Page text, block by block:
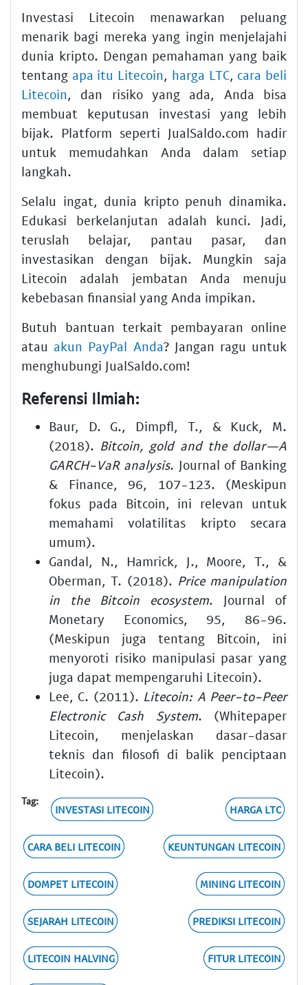
Investasi Litecoin menawarkan peluang
menarik bagi mereka yang ingin menjelajahi
dunia kripto. Dengan pemahaman yang baik
tentang apa itu Litecoin, harga LTC, cara beli
Litecoin, dan risiko yang ada, Anda bisa
membuat keputusan investasi yang lebih
bijak. Platform seperti JualSaldo.com hadir
untuk memudahkan Anda dalam setiap
langkah.
Selalu ingat, dunia kripto penuh dinamika.
Edukasi berkelanjutan adalah kunci. Jadi,
teruslah belajar, pantau pasar, dan
investasikan dengan bijak. Mungkin saja
Litecoin adalah jembatan Anda menuju
kebebasan finansial yang Anda impikan.
Butuh bantuan terkait pembayaran online
atau akun PayPal Anda? Jangan ragu untuk
menghubungi JualSaldo.com!
Referensi Ilmiah:
Baur, D. G., Dimpfl, T., & Kuck, M.
(2018). Bitcoin, gold and the dollar—A
GARCH-VaR analysis. Journal of Banking
& Finance, 96, 107-123. (Meskipun
fokus pada Bitcoin, ini relevan untuk
memahami volatilitas kripto secara
umum).
Gandal, N., Hamrick, J., Moore, T., &
Oberman, T. (2018). Price manipulation
in the Bitcoin ecosystem. Journal of
Monetary Economics, 95, 86-96.
(Meskipun juga tentang Bitcoin, ini
menyoroti risiko manipulasi pasar yang
juga dapat mempengaruhi Litecoin).
Lee, C. (2011). Litecoin: A Peer-to-Peer
Electronic Cash System. (Whitepaper
Litecoin, menjelaskan dasar-dasar
teknis dan filosofi di balik penciptaan
Litecoin).
Tag:
INVESTASI LITECOIN HARGA LTC
CARA BELI LITECOIN KEUNTUNGAN LITECOIN
DOMPET LITECOIN MINING LITECOIN
SEJARAH LITECOIN PREDIKSI LITECOIN
LITECOIN HALVING FITUR LITECOIN